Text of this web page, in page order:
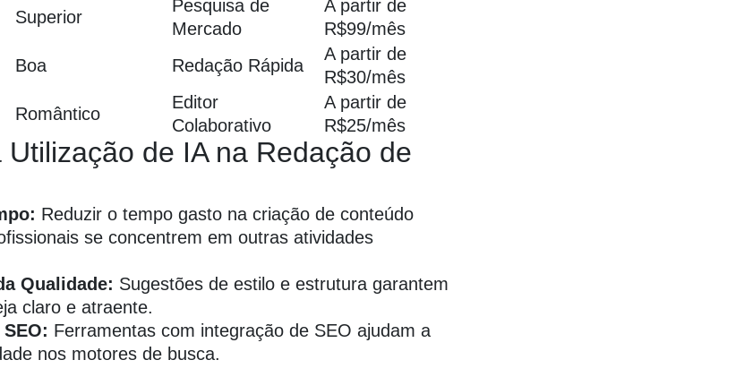
Superior
Pesquisa de
Mercado
A partir de
R$99/mês
Boa Redação Rápida
A partir de
R$30/mês
Romântico
Editor
Colaborativo
A partir de
R$25/mês
de IA na Redação de
Reduzir o tempo gasto na criação de conteúdo
se concentrem em outras atividades
Qualidade: Sugestões de estilo e estrutura garantem
claro e atraente.
Ferramentas com integração de SEO ajudam a
nos motores de busca.